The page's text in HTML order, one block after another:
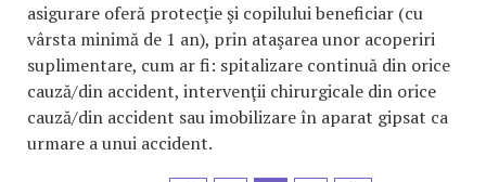
asigurare oferă protecţie şi copilului beneficiar (cu
vârsta minimă de 1 an), prin ataşarea unor acoperiri
suplimentare, cum ar fi: spitalizare continuă din orice
cauză/din accident, intervenţii chirurgicale din orice
cauză/din accident sau imobilizare în aparat gipsat ca
urmare a unui accident.